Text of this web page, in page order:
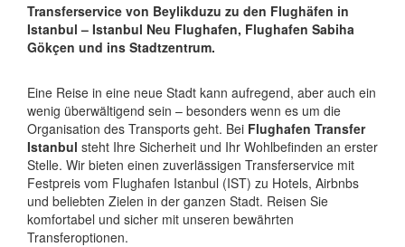
Transferservice von Beylikduzu zu den Flughäfen in
Istanbul – Istanbul Neu Flughafen, Flughafen Sabiha
Gökçen und ins Stadtzentrum.
Eine Reise in eine neue Stadt kann aufregend, aber auch ein
wenig überwältigend sein – besonders wenn es um die
Organisation des Transports geht. Bei Flughafen Transfer
Istanbul steht Ihre Sicherheit und Ihr Wohlbefinden an erster
Stelle. Wir bieten einen zuverlässigen Transferservice mit
Festpreis vom Flughafen Istanbul (IST) zu Hotels, Airbnbs
und beliebten Zielen in der ganzen Stadt. Reisen Sie
komfortabel und sicher mit unseren bewährten
Transferoptionen.